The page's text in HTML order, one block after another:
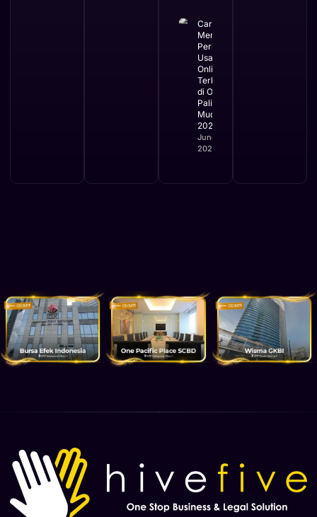
Cara
Mengurus
Perizinan
Usaha
Online
Terbaru
di OSS
Paling
Mudah
2026
June 2,
2026